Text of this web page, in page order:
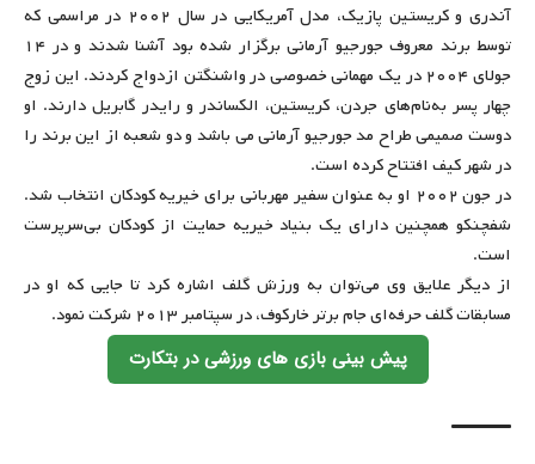
آندری و کریستین پازیک، مدل آمریکایی در سال ۲۰۰۲ در مراسمی که
توسط برند معروف جورجیو آرمانی برگزار شده بود آشنا شدند و در ۱۴
جولای ۲۰۰۴ در یک مهمانی خصوصی در واشنگتن ازدواج کردند. این زوج
چهار پسر به‌نام‌های جردن، کریستین، الکساندر و رایدر گابریل دارند. او
دوست صمیمی طراح مد جورجیو آرمانی می باشد و دو شعبه از این برند را
در شهر کیف افتتاح کرده است.
در جون ۲۰۰۲ او به عنوان سفیر مهربانی برای خیریه کودکان انتخاب شد.
شفچنکو همچنین دارای یک بنیاد خیریه حمایت از کودکان بی‌سرپرست
است.
از دیگر علایق وی می‌توان به ورزش گلف اشاره کرد تا جایی که او در
مسابقات گلف حرفه‌ای جام برتر خارکوف، در سپتامبر ۲۰۱۳ شرکت نمود.
پیش بینی بازی های ورزشی در بتکارت